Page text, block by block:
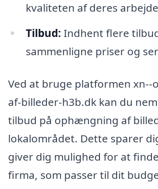
kvaliteten af deres
Tilbud: Indhent flere
sammenligne priser og
Ved at bruge platformen xn--
af-billeder-h3b.dk kan du
tilbud på ophængning af
lokalområdet. Dette sparer
giver dig mulighed for at
firma, som passer til dit